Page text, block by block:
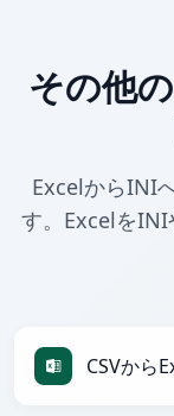
その他
ExcelからINI
す。ExcelをINI
CSVから